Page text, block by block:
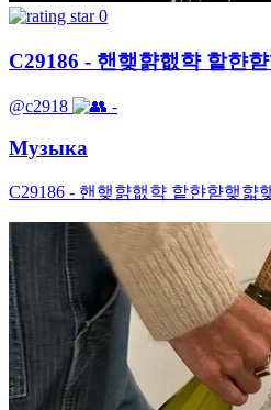
0
C29186 - 핸햊햙햆햑 핱햔
@c2918 -
Музыка
C29186 - 핸햊햙햆햑 핱햔햗햊햛